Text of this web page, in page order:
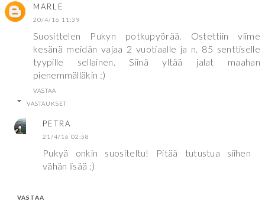
MARLE
20/4/16 11:39
Suosittelen Pukyn potkupyörää. Ostettiin viime
kesänä meidän vajaa 2 vuotiaalle ja n. 85 senttiselle
tyypille sellainen. Siinä yltää jalat maahan
pienemmälläkin :)
VASTAA
VASTAUKSET
PETRA
21/4/16 02:58
Pukyä onkin suositeltu! Pitää tutustua siihen
vähän lisää :)
VASTAA